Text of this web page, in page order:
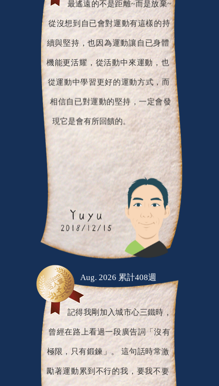
從沒想到自已會對運動有這樣的持
續與堅持，也因為運動讓自已身體
機能更活耀，從活動中來運動，也
從運動中學習更好的運動方式，而
相信自已對運動的堅持，一定會發
Aug. 2026 累計408週
記得我剛加入城市心三鐵時，
曾經在路上看過一段廣告詞「沒有
極限，只有鍛鍊」。 這句話時常激
勵著運動累到不行的我，要我不要